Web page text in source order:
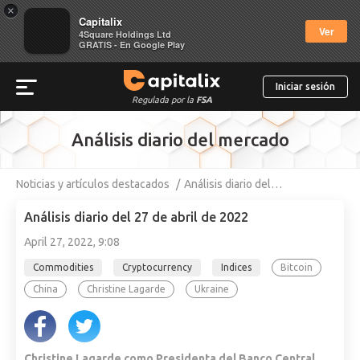
×
Capitalix
4Square Holdings Ltd
GRATIS - En Google Play
Ver
Regulada por la FSA
Iniciar sesión
Análisis diario del mercado
Noticias y artículos destacados Análisis diario del…
Análisis diario del 27 de abril de 2022
April 27, 2022, 9:08
Commodities Cryptocurrency Indices Bitcoin
China Christine Lagarde Ukraine